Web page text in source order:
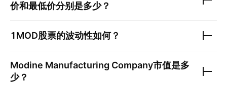
价和最低价分别是多少？
1MOD股票的波动性如何？
Modine Manufacturing Company市值是多
少？